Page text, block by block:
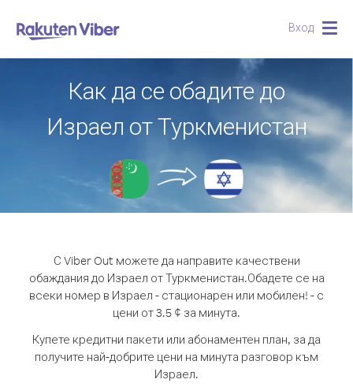
Вход
Как да се обадите до
Израел от Туркменистан
С Viber Out можете да направите качествени
обаждания до Израел от Туркменистан.Обадете се на
всеки номер в Израел - стационарен или мобилен! - с
цени от 3.5 ¢ за минута.
Купете кредитни пакети или абонаментен план, за да
получите най-добрите цени на минута разговор към
Израел.